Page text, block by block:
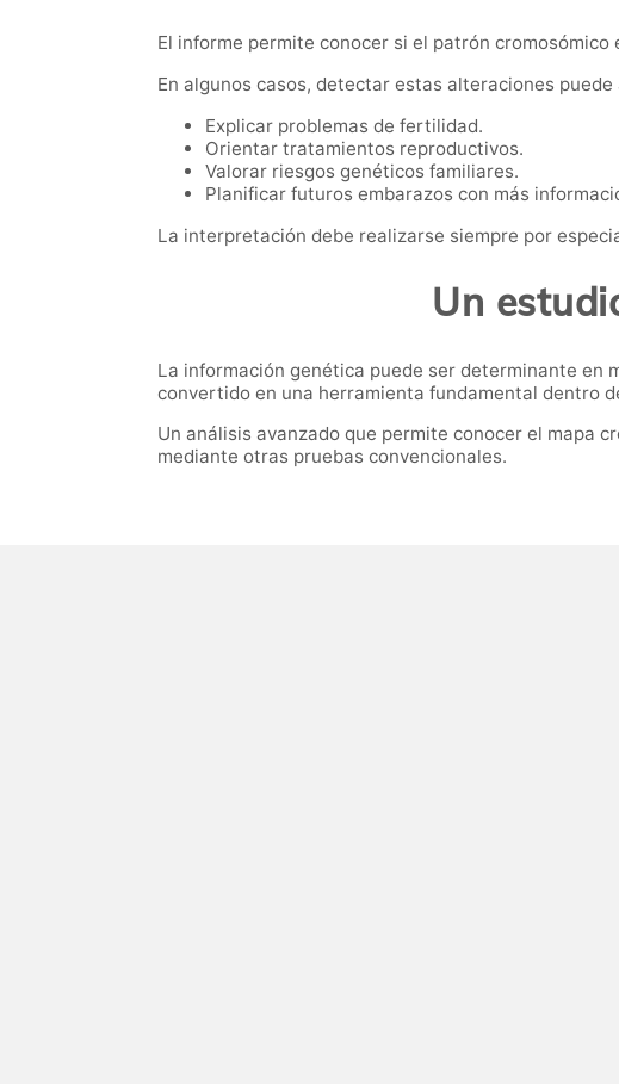
El informe permite conocer si el patrón
En algunos casos, detectar estas alteraciones puede
Explicar problemas de fertilidad.
Orientar tratamientos reproductivos.
Valorar riesgos genéticos familiares.
Planificar futuros embarazos con más
La interpretación debe realizarse siempre por
Un
La información genética puede ser determinante en
convertido en una herramienta fundamental dentro
Un análisis avanzado que permite conocer el mapa
mediante otras pruebas convencionales.